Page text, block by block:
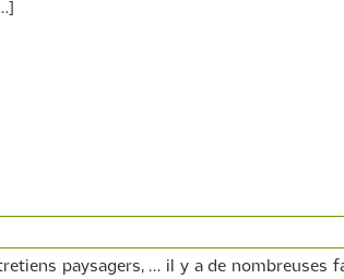
paysagers, … il y a de nombreuses